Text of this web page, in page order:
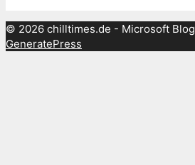
© 2026 chilltimes.de - Microsoft Blog
GeneratePress